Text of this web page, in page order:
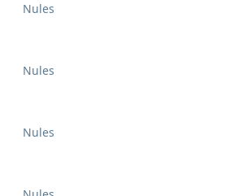
Nules
Nules
Nules